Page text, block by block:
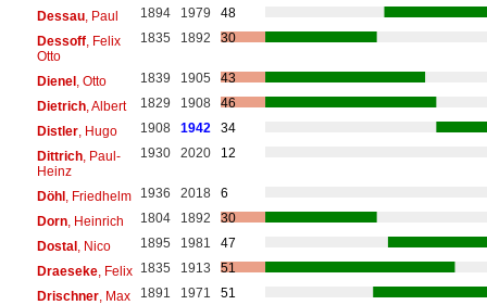
Dessau, Paul 1894 1979
48
Dessoff, Felix
Otto
1835 1892 30
Dienel, Otto 1839 1905
43
Dietrich, Albert 1829 1908
46
Distler, Hugo 1908 1942
34
Dittrich, Paul-
Heinz
1930 2020 12
Döhl, Friedhelm 1936 2018
6
Dorn, Heinrich 1804 1892
30
Dostal, Nico 1895 1981
47
Draeseke, Felix 1835 1913
51
Drischner, Max 1891 1971
51